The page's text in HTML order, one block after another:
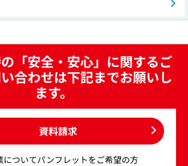
「安全・安心」に関するご
合わせは下記までお願いし
ます。
資料請求
についてパンフレットをご希望の方